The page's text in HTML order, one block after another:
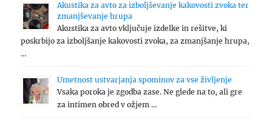
Akustika za avto za izboljševanje kakovosti zvoka ter
zmanjševanje hrupa
Akustika za avto vključuje izdelke in rešitve, ki
poskrbijo za izboljšanje kakovosti zvoka, za zmanjšanje hrupa,
…
Umetnost ustvarjanja spominov za vse življenje
Vsaka poroka je zgodba zase. Ne glede na to, ali gre
za intimen obred v ožjem …